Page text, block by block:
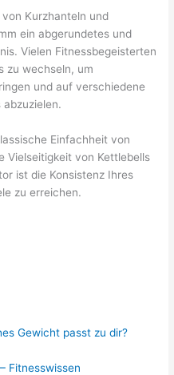
Kurzhanteln und
ein abgerundetes und
Vielen Fitnessbegeisterten
zu wechseln, um
und auf verschiedene
Einfachheit von
Vielseitigkeit von Kettlebells
ist die Konsistenz Ihres
zu erreichen.
Gewicht passt zu dir?
Fitnesswissen